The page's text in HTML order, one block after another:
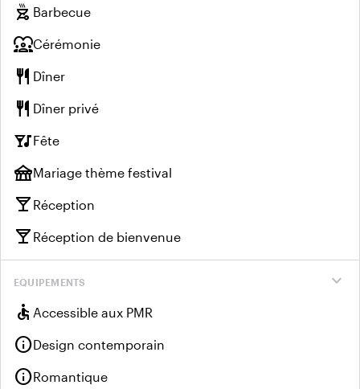
outdoor_grill Barbecue
diversity_1Cérémonie
restaurant Dîner
restaurant Dîner privé
nightlifeFête
festivalMariage thème festival
local_bar Réception
local_bar Réception de bienvenue
expand_more
EQUIPEMENTS
accessible Accessible aux PMR
infoDesign contemporain
infoRomantique